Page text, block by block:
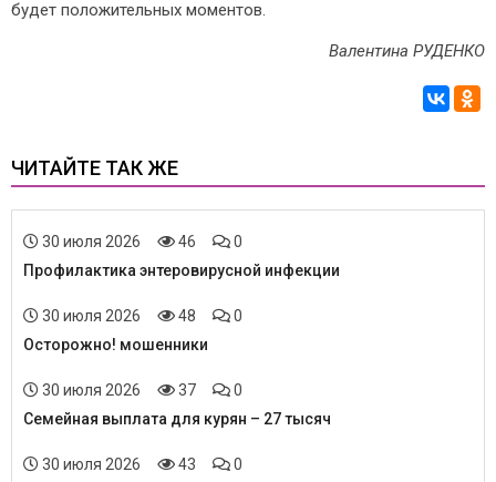
будет положительных моментов.
Валентина РУДЕНКО
ЧИТАЙТЕ ТАК ЖЕ
30 июля 2026 46
0
Профилактика энтеровирусной инфекции
30 июля 2026 48
0
Осторожно! мошенники
30 июля 2026 37
0
Семейная выплата для курян – 27 тысяч
30 июля 2026 43 0